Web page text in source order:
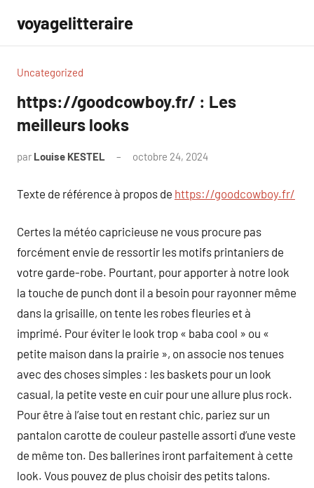
contenu
voyagelitteraire
Uncategorized
https://goodcowboy.fr/ : Les
meilleurs looks
par Louise KESTEL octobre 24, 2024
Texte de référence à propos de https://goodcowboy.fr/
Certes la météo capricieuse ne vous procure pas
forcément envie de ressortir les motifs printaniers de
votre garde-robe. Pourtant, pour apporter à notre look
la touche de punch dont il a besoin pour rayonner même
dans la grisaille, on tente les robes fleuries et à
imprimé. Pour éviter le look trop « baba cool » ou «
petite maison dans la prairie », on associe nos tenues
avec des choses simples : les baskets pour un look
casual, la petite veste en cuir pour une allure plus rock.
Pour être à l’aise tout en restant chic, pariez sur un
pantalon carotte de couleur pastelle assorti d’une veste
de même ton. Des ballerines iront parfaitement à cette
look. Vous pouvez de plus choisir des petits talons.